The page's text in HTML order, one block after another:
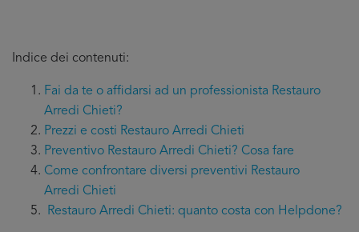
Indice dei contenuti:
Fai da te o affidarsi ad un professionista Restauro
Arredi Chieti?
Prezzi e costi Restauro Arredi Chieti
Preventivo Restauro Arredi Chieti? Cosa fare
Come confrontare diversi preventivi Restauro
Arredi Chieti
Restauro Arredi Chieti: quanto costa con Helpdone?